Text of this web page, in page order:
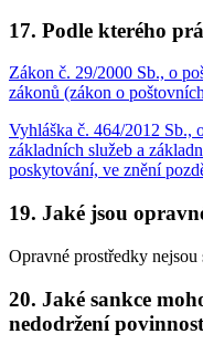
17. Podle kterého
Zákon č. 29/2000 Sb., o
zákonů (zákon o
Vyhláška č. 464/2012 Sb.,
základních služeb a
poskytování, ve znění
19. Jaké jsou
Opravné prostředky nejsou
20. Jaké sankce
nedodržení